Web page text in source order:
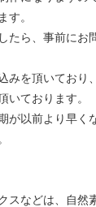
す。
たら、事前にお
みを頂いており
いております。
が以前より早く
スなどは、自然